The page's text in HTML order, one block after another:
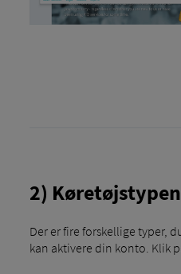
2) Køretøjstypen
Der er fire forskellige typer,
kan aktivere din konto. Klik